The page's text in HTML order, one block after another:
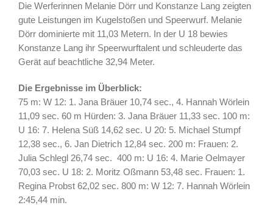
Die Werferinnen Melanie Dörr und Konstanze Lang zeigten
gute Leistungen im Kugelstoßen und Speerwurf. Melanie
Dörr dominierte mit 11,03 Metern. In der U 18 bewies
Konstanze Lang ihr Speerwurftalent und schleuderte das
Gerät auf beachtliche 32,94 Meter.
Die Ergebnisse im Überblick:
75 m: W 12: 1. Jana Bräuer 10,74 sec., 4. Hannah Wörlein
11,09 sec. 60 m Hürden: 3. Jana Bräuer 11,33 sec. 100 m:
U 16: 7. Helena Süß 14,62 sec. U 20: 5. Michael Stumpf
12,38 sec., 6. Jan Dietrich 12,84 sec. 200 m: Frauen: 2.
Julia Schlegl 26,74 sec. 400 m: U 16: 4. Marie Oelmayer
70,03 sec. U 18: 2. Moritz Oßmann 53,48 sec. Frauen: 1.
Regina Probst 62,02 sec. 800 m: W 12: 7. Hannah Wörlein
2:45,44 min.